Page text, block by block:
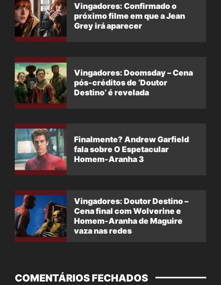
Vingadores: Confirmado o
próximo filme em que a Jean
Grey irá aparecer
Vingadores: Doomsday – Cena
pós-créditos de ‘Doutor
Destino’ é revelada
Finalmente? Andrew Garfield
fala sobre O Espetacular
Homem-Aranha 3
Vingadores: Doutor Destino –
Cena final com Wolverine e
Homem-Aranha de Maguire
vaza nas redes
COMENTÁRIOS FECHADOS